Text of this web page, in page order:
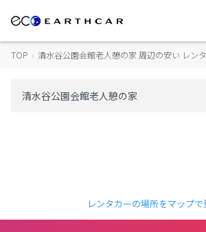
TOP › 清水谷公園会館老人憩の家 周辺の安い レン
レンタカーの場所をマップで